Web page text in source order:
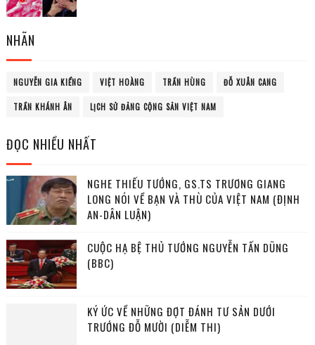
NHÃN
NGUYỄN GIA KIỂNG VIỆT HOÀNG TRẦN HÙNG ĐỖ XUÂN CANG
TRẦN KHÁNH ÂN LỊCH SỬ ĐẢNG CỘNG SẢN VIỆT NAM
ĐỌC NHIỀU NHẤT
NGHE THIẾU TƯỚNG, GS.TS TRƯƠNG GIANG
LONG NÓI VỀ BẠN VÀ THÙ CỦA VIỆT NAM (ĐỊNH
AN-DÂN LUẬN)
CUỘC HẠ BỆ THỦ TƯỚNG NGUYỄN TẤN DŨNG
(BBC)
KÝ ỨC VỀ NHỮNG ĐỢT ĐÁNH TƯ SẢN DƯỚI
TRƯỚNG ĐỖ MƯỜI (DIỄM THI)